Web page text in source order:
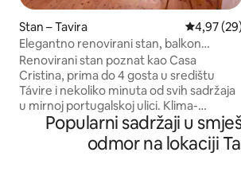
Stan – Tavira
4,97
Elegantno renovirani stan, balkon
balkon, u centru Tavire
Renovirani stan poznat kao Casa
Cristina, prima do 4 gosta u središtu
Távire i nekoliko minuta od svih sadržaja
u mirnoj portugalskoj ulici. Klima-
uređaj/grijanje i brzi Wi-Fi s optičkim
vlaknima. Salon i blagovaonica s
balkonom s pogledom na tipičnu
Popularni sadržaji u
odmor na lokaciji